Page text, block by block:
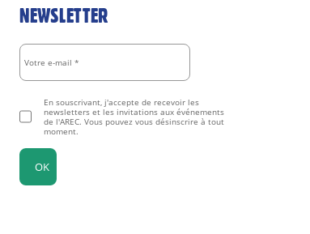
NEWSLETTER
En souscrivant, j'accepte de recevoir les
newsletters et les invitations aux événements
de l'AREC. Vous pouvez vous désinscrire à tout
moment.